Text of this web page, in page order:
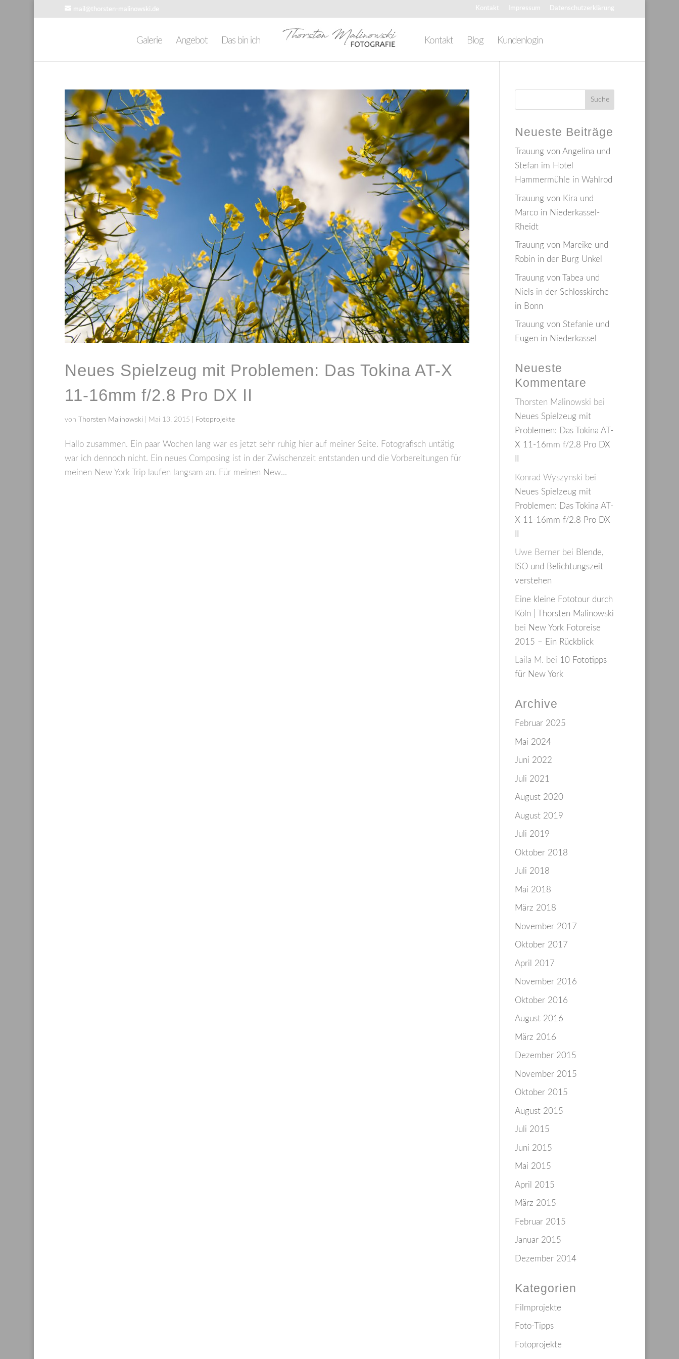
mail@thorsten-malinowski.de Kontakt Impressum Datenschutzerklärung
Galerie Angebot Das bin ich Kontakt Blog Kundenlogin
Neues Spielzeug mit Problemen: Das Tokina AT-X
11-16mm f/2.8 Pro DX II
von Thorsten Malinowski Mai 13, 2015 Fotoprojekte
Hallo zusammen. Ein paar Wochen lang war es jetzt sehr ruhig hier auf meiner Seite. Fotografisch untätig
war ich dennoch nicht. Ein neues Composing ist in der Zwischenzeit entstanden und die Vorbereitungen für
meinen New York Trip laufen langsam an. Für meinen New...
Neueste Beiträge
Trauung von Angelina und
Stefan im Hotel
Hammermühle in Wahlrod
Trauung von Kira und
Marco in Niederkassel-
Rheidt
Trauung von Mareike und
Robin in der Burg Unkel
Trauung von Tabea und
Niels in der Schlosskirche
in Bonn
Trauung von Stefanie und
Eugen in Niederkassel
Neueste
Kommentare
Thorsten Malinowski bei
Neues Spielzeug mit
Problemen: Das Tokina AT-
X 11-16mm f/2.8 Pro DX
Konrad Wyszynski bei
Neues Spielzeug mit
Problemen: Das Tokina AT-
X 11-16mm f/2.8 Pro DX
Uwe Berner bei Blende,
ISO und Belichtungszeit
verstehen
Eine kleine Fototour durch
Köln | Thorsten Malinowski
bei New York Fotoreise
2015 – Ein Rückblick
Laila M. bei 10 Fototipps
für New York
Archive
Februar 2025
Mai 2024
Juni 2022
Juli 2021
August 2020
August 2019
Juli 2019
Oktober 2018
Juli 2018
Mai 2018
März 2018
November 2017
Oktober 2017
April 2017
November 2016
Oktober 2016
August 2016
März 2016
Dezember 2015
November 2015
Oktober 2015
August 2015
Juli 2015
Juni 2015
Mai 2015
April 2015
März 2015
Februar 2015
Januar 2015
Dezember 2014
Kategorien
Filmprojekte
Foto-Tipps
Fotoprojekte